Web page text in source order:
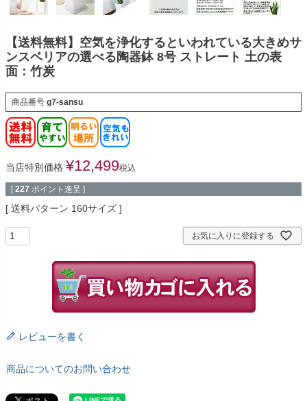
【送料無料】空気を浄化するといわれている大きめサ
ンスベリアの選べる陶器鉢 8号 ストレート 土の表
面：竹炭
商品番号 g7-sansu
当店特別価格 ¥12,499税込
[ 227 ポイント進呈 ]
送料パターン 160サイズ
お気に入りに登録する
レビューを書く
商品についてのお問い合わせ